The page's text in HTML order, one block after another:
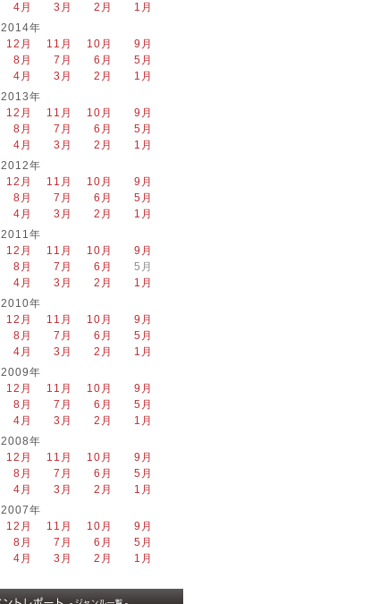
4月
3月 2月
1月
2014年
12月
11月 10月
9月
8月
7月 6月
5月
4月
3月 2月
1月
2013年
12月
11月 10月
9月
8月
7月 6月
5月
4月
3月 2月
1月
2012年
12月
11月 10月
9月
8月
7月 6月
5月
4月
3月 2月
1月
2011年
12月
11月 10月
9月
8月
7月 6月
5月
4月
3月 2月
1月
2010年
12月
11月 10月
9月
8月
7月 6月
5月
4月
3月 2月
1月
2009年
12月
11月 10月
9月
8月
7月 6月
5月
4月
3月 2月
1月
2008年
12月
11月 10月
9月
8月
7月 6月
5月
4月
3月 2月
1月
2007年
12月
11月 10月
9月
8月
7月 6月
5月
4月
3月 2月 1月